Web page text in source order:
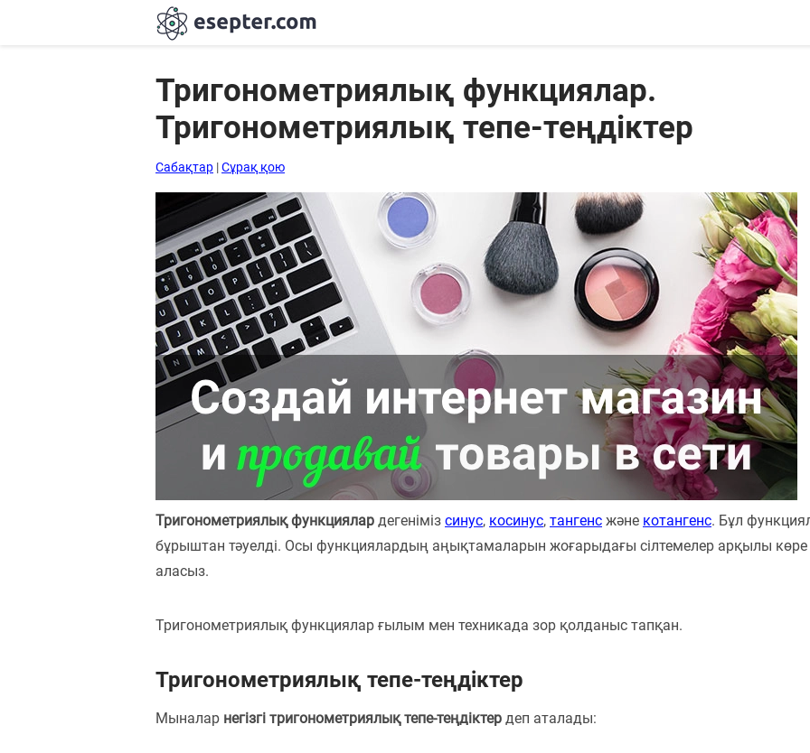
Тригонометриялық функциялар.
Тригонометриялық тепе-теңдіктер
Сабақтар |Сұрақ қою
Тригонометриялық функциялар дегеніміз синус, косинус, тангенс және котангенс. Бұл
бұрыштан тәуелді. Осы функциялардың аңықтамаларын жоғарыдағы сілтемелер арқылы көре
аласыз.
Тригонометриялық функциялар ғылым мен техникада зор қолданыс тапқан.
Тригонометриялық тепе-теңдіктер
Мыналар негізгі тригонометриялық тепе-теңдіктер деп аталады: